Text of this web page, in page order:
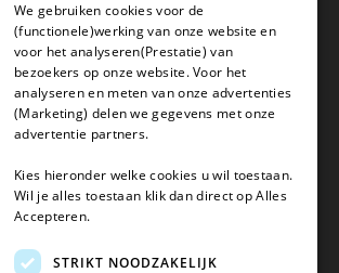
We gebruiken cookies voor de
(functionele)werking van onze website en
voor het analyseren(Prestatie) van
bezoekers op onze website. Voor het
analyseren en meten van onze advertenties
(Marketing) delen we gegevens met onze
advertentie partners.
Kies hieronder welke cookies u wil toestaan.
Wil je alles toestaan klik dan direct op Alles
Accepteren.
STRIKT NOODZAKELIJK